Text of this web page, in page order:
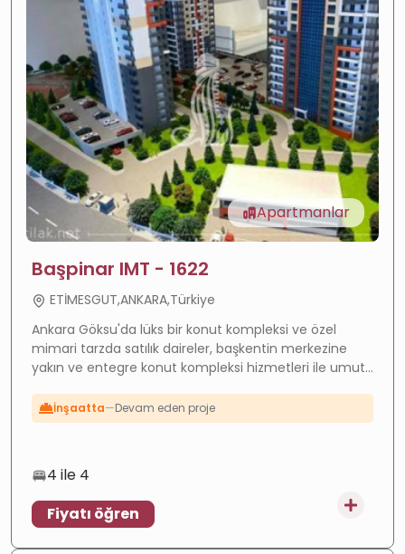
Apartmanlar
Başpinar IMT - 1622
ETİMESGUT,ANKARA,Türkiye
Ankara Göksu'da lüks bir konut kompleksi ve özel
mimari tarzda satılık daireler, başkentin merkezine
yakın ve entegre konut kompleksi hizmetleri ile umut
:Emlak ile iletişime geçin.
Değer artışı —Hızla gelişen bölge
Yüksek getiri—Güçlü kira getirisi
Lüks —Premium kalite
Yatırım— Yüksek potansiyel
4 ile 4
Fiyatı öğren